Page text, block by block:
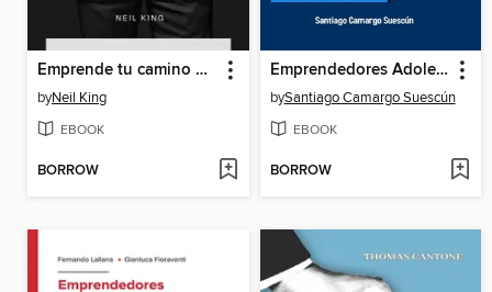
Emprende tu camino hacia el éxito
byNeil King
EBOOK
BORROW
Emprendedores Adolescentes
bySantiago Camargo Suescún
EBOOK
BORROW